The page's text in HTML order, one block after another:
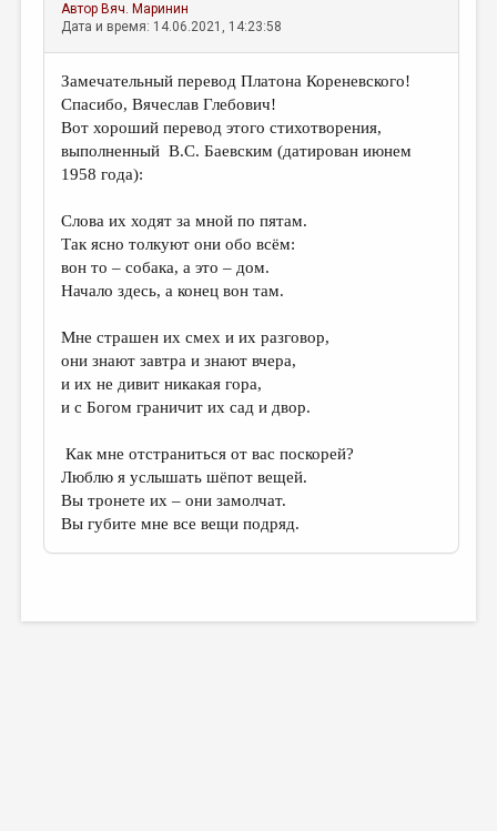
Автор Вяч. Маринин
Дата и время: 14.06.2021, 14:23:58
Замечательный перевод Платона Кореневского!
Спасибо, Вячеслав Глебович!
Вот хороший перевод этого стихотворения,
выполненный В.С. Баевским (датирован июнем
1958 года):
Слова их ходят за мной по пятам.
Так ясно толкуют они обо всëм:
вон то – собака, а это – дом.
Начало здесь, а конец вон там.
Мне страшен их смех и их разговор,
они знают завтра и знают вчера,
и их не дивит никакая гора,
и с Богом граничит их сад и двор.
Как мне отстраниться от вас поскорей?
Люблю я услышать шëпот вещей.
Вы тронете их – они замолчат.
Вы губите мне все вещи подряд.